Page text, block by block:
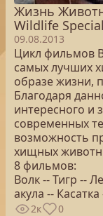
Жизнь
Wildlife
09.08.2013
Цикл фильмов
самых лучших
образе жизни,
Благодаря
интересного
современных
возможность
хищных
8 фильмов:
Волк -- Тигр --
акула --
2к 0